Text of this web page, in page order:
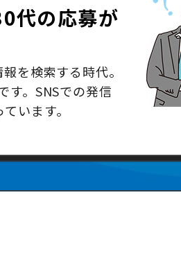
代の応募が
を検索する時代。
す。SNSでの発信
います。